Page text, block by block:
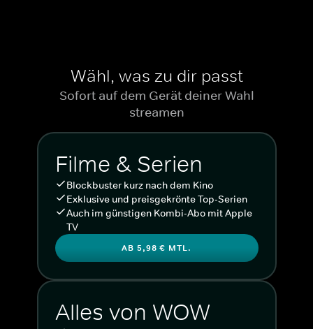
Wähl, was zu dir passt
Sofort auf dem Gerät deiner Wahl
streamen
Filme & Serien
Blockbuster kurz nach dem Kino
Exklusive und preisgekrönte Top-Serien
Auch im günstigen Kombi-Abo mit Apple
TV
AB 5,98 € MTL.
Alles von WOW